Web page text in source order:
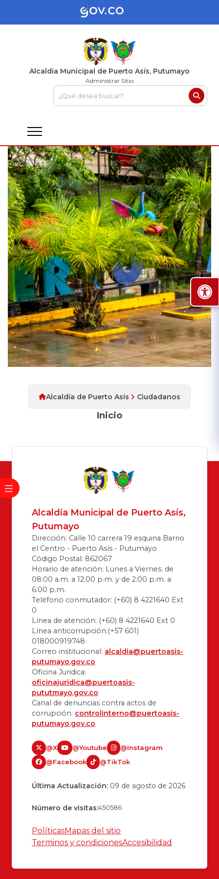
Alcaldía Municipal de Puerto Asís, Putumayo
Administrar Sitio
Alcaldía de Puerto Asís Ciudadanos
Inicio
Alcaldía Municipal de Puerto Asís,
Putumayo
Dirección: Calle 10 carrera 19 esquina Barrio
el Centro - Puerto Asís - Putumayo
Código Postal: 862067
Horario de atención: Lunes a Viernes: de
08:00 a.m. a 12:00 p.m. y de 2:00 p.m. a
6:00 p.m.
Teléfono conmutador: (+60) 8 4221640 Ext
0
Línea de atención: (+60) 8 4221640 Ext 0
Línea anticorrupción:(+57 601)
018000919748
Correo institucional: alcaldia@puertoasis-
putumayo.gov.co
Oficina Juridica:
oficinajuridica@puertoasis-
pututmayo.gov.co
Canal de denuncias contra actos de
corrupción: controlinterno@puertoasis-
putumayo.gov.co
@X @Youtube
@Instagram
@Facebook
@TikTok
Última Actualización: 09 de agosto de 2026
Número de visitas:450586
PolíticasMapas del sitio
Terminos y condicionesAccesibilidad